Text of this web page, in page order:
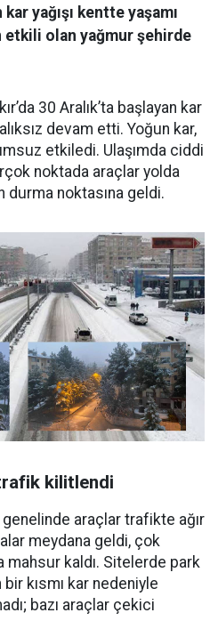
yağışı kentte yaşamı
etkili olan yağmur şehirde
30 Aralık’ta başlayan kar
devam etti. Yoğun kar,
etkiledi. Ulaşımda ciddi
noktada araçlar yolda
durma noktasına geldi.
kilitlendi
genelinde araçlar trafikte ağır
meydana geldi, çok
mahsur kaldı. Sitelerde park
kısmı kar nedeniyle
bazı araçlar çekici